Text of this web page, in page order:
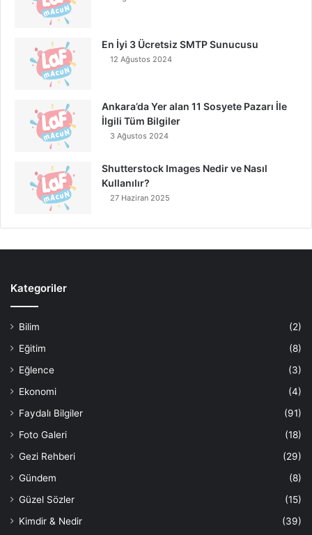
En İyi 3 Ücretsiz SMTP Sunucusu
12 Ağustos 2024
Ankara’da Yer alan 11 Sosyete Pazarı İle
İlgili Tüm Bilgiler
3 Ağustos 2024
Shutterstock Images Nedir ve Nasıl
Kullanılır?
27 Haziran 2025
Kategoriler
Bilim
(2)
Eğitim
(8)
Eğlence
(3)
Ekonomi
(4)
Faydalı Bilgiler
(91)
Foto Galeri
(18)
Gezi Rehberi
(29)
Gündem
(8)
Güzel Sözler
(15)
Kimdir & Nedir
(39)